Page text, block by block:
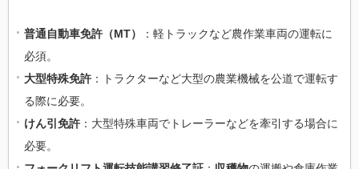
普通自動車免許（MT）
：軽トラックなど農作業車両の運転に
必須。
大型特殊免許 ：トラクターなど大型の農業機械を公道で運転す
る際に必要。
けん引免許 ：大型特殊車両でトレーラーなどを牽引する場合に
必要。